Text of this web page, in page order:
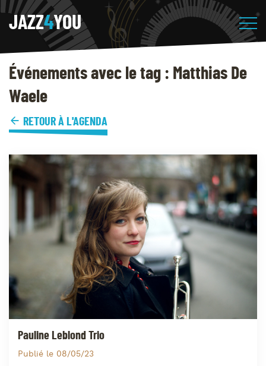
JAZZ4YOU
Événements avec le tag : Matthias De
Waele
RETOUR À L'AGENDA
Pauline Leblond Trio
Publié le 08/05/23